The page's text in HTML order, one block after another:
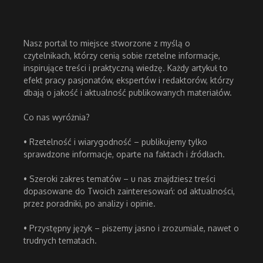
Nasz portal to miejsce stworzone z myślą o
czytelnikach, którzy cenią sobie rzetelne informacje,
inspirujące treści i praktyczną wiedzę. Każdy artykuł to
efekt pracy pasjonatów, ekspertów i redaktorów, którzy
dbają o jakość i aktualność publikowanych materiałów.
Co nas wyróżnia?
• Rzetelność i wiarygodność – publikujemy tylko
sprawdzone informacje, oparte na faktach i źródłach.
• Szeroki zakres tematów – u nas znajdziesz treści
dopasowane do Twoich zainteresowań: od aktualności,
przez poradniki, po analizy i opinie.
• Przystępny język – piszemy jasno i zrozumiale, nawet o
trudnych tematach.